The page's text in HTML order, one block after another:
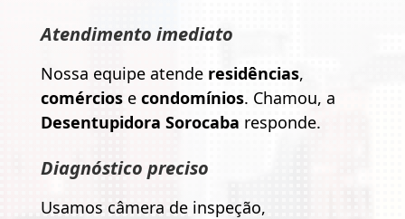
Atendimento imediato
Nossa equipe atende residências,
comérciose condomínios. Chamou, a
Desentupidora Sorocaba responde.
Diagnóstico preciso
Usamos câmera de inspeção,